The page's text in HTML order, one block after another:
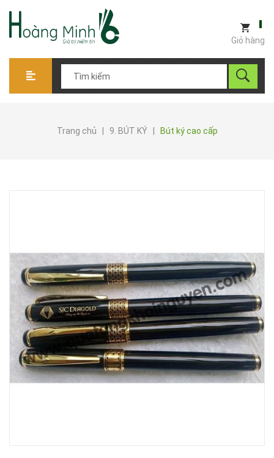
Giỏ hàng
Trang chủ 9. BÚT KÝ Bút ký cao cấp